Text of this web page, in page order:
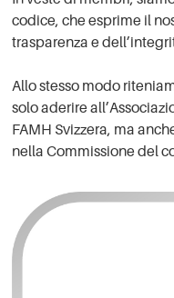
codice, che esprime il
trasparenza e
Allo stesso modo
solo aderire
FAMH Svizzera, ma
nella Commissione del